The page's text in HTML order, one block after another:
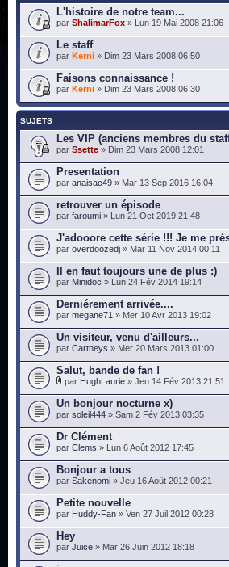
L'histoire de notre team...
par ShalimarFox » Lun 19 Mai 2008 21:06
Le staff
par Kerni » Dim 23 Mars 2008 06:50
Faisons connaissance !
par Kerni » Dim 23 Mars 2008 06:30
SUJETS
Les VIP (anciens membres du
par Ssette » Dim 23 Mars 2008 12:01
Presentation
par anaisac49 » Mar 13 Sep 2016 16:04
retrouver un épisode
par faroumi » Lun 21 Oct 2019 21:48
J'adooore cette série !!! Je me
par overdoozedj » Mar 11 Nov 2014 00:11
Il en faut toujours une de plus :)
par Minidoc » Lun 24 Fév 2014 19:14
Derniérement arrivée....
par megane71 » Mer 10 Avr 2013 19:02
Un visiteur, venu d'ailleurs...
par Cartneys » Mer 20 Mars 2013 01:00
Salut, bande de fan !
par HughLaurie » Jeu 14 Fév 2013 21:51
Un bonjour nocturne x)
par soleil444 » Sam 2 Fév 2013 03:35
Dr Clément
par Clems » Lun 6 Août 2012 17:45
Bonjour a tous
par Sakenomi » Jeu 16 Août 2012 00:21
Petite nouvelle
par Huddy-Fan » Ven 27 Juil 2012 00:28
Hey
par Juice » Mar 26 Juin 2012 18:18